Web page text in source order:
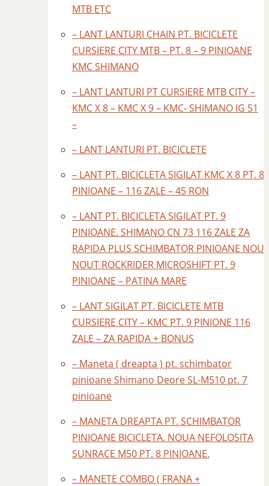
MTB ETC
– LANT LANTURI CHAIN PT. BICICLETE
CURSIERE CITY MTB – PT. 8 – 9 PINIOANE
KMC SHIMANO
– LANT LANTURI PT CURSIERE MTB CITY –
KMC X 8 – KMC X 9 – KMC- SHIMANO IG 51
–
– LANT LANTURI PT. BICICLETE
– LANT PT. BICICLETA SIGILAT KMC X 8 PT. 8
PINIOANE – 116 ZALE – 45 RON
– LANT PT. BICICLETA SIGILAT PT. 9
PINIOANE. SHIMANO CN 73 116 ZALE ZA
RAPIDA PLUS SCHIMBATOR PINIOANE NOU
NOUT ROCKRIDER MICROSHIFT PT. 9
PINIOANE – PATINA MARE
– LANT SIGILAT PT. BICICLETE MTB
CURSIERE CITY – KMC PT. 9 PINIONE 116
ZALE – ZA RAPIDA + BONUS
– Maneta ( dreapta ) pt. schimbator
pinioane Shimano Deore SL-M510 pt. 7
pinioane
– MANETA DREAPTA PT. SCHIMBATOR
PINIOANE BICICLETA. NOUA NEFOLOSITA
SUNRACE M50 PT. 8 PINIOANE.
– MANETE COMBO ( FRANA +